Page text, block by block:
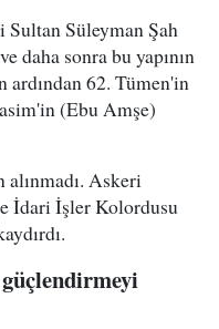
Süleyman Şah
daha sonra bu yapının
ardından 62. Tümen'in
(Ebu Amşe)
Askeri
İdari İşler Kolordusu